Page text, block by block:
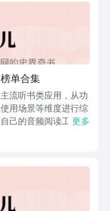
单合集
流听书类应用，从功
用场景等维度进行综
己的音频阅读工具。
设计，界面简洁、
更多